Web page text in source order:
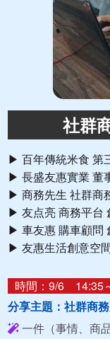
社群
▶ 百年傳統米食 第
▶ 長盛友惠實業 董
▶ 商務先生 社群商
▶ 友点亮 商務平台
▶ 車友惠 購車顧問
▶ 友惠生活創意空
時間：9/6 14:35
分享主題：社群商
一件（事情、商